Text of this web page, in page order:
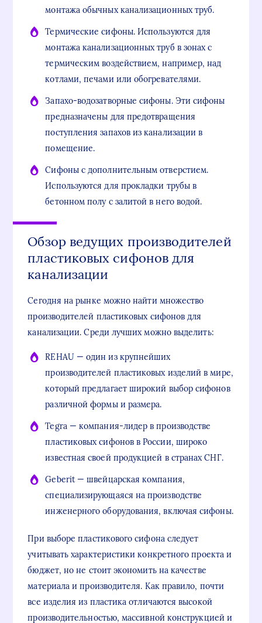
монтажа обычных канализационных труб.
Термические сифоны. Используются для
монтажа канализационных труб в зонах с
термическим воздействием, например, над
котлами, печами или обогревателями.
Запахо-водозатворные сифоны. Эти сифоны
предназначены для предотвращения
поступления запахов из канализации в
помещение.
Сифоны с дополнительным отверстием.
Используются для прокладки трубы в
бетонном полу с залитой в него водой.
Обзор ведущих производителей
пластиковых сифонов для
канализации
Сегодня на рынке можно найти множество
производителей пластиковых сифонов для
канализации. Среди лучших можно выделить:
REHAU — один из крупнейших
производителей пластиковых изделий в мире,
который предлагает широкий выбор сифонов
различной формы и размера.
Tegra — компания-лидер в производстве
пластиковых сифонов в России, широко
известная своей продукцией в странах СНГ.
Geberit — швейцарская компания,
специализирующаяся на производстве
инженерного оборудования, включая сифоны.
При выборе пластикового сифона следует
учитывать характеристики конкретного проекта и
бюджет, но не стоит экономить на качестве
материала и производителя. Как правило, почти
все изделия из пластика отличаются высокой
производительностью, массивной конструкцией и